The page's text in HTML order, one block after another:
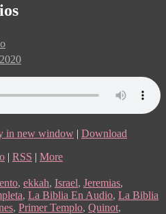
in new window | Download
| RSS | More
, ekkah, Israel, Jeremias,
, La Biblia En Audio, La Biblia
, Primer Templo, Quinot,